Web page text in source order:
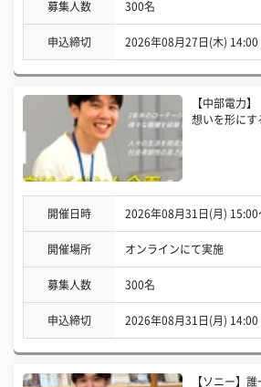
募集人数 300名
申込締切 2026年08月27日(木) 14:00
【中部電力
想いを形にす
開催日時 2026年08月31日(月) 15:00
開催場所 オンラインにて実施
募集人数 300名
申込締切 2026年08月31日(月) 14:00
【ソニー】